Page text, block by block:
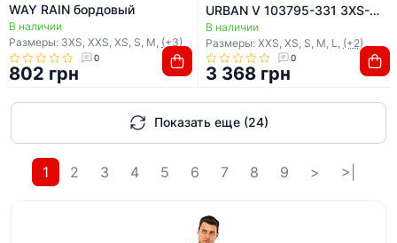
WAY RAIN бордовый
В наличии
Размеры: 3XS, XXS, XS, S, M, (+3)
0
802 грн
URBAN V 103795-331 3XS-
XXL (Темно-синий)
В наличии
Размеры: XXS, XS, S, M, L, (+2)
0
3 368 грн
Показать еще (24)
1 2 3 4 5 6 7 8 9 > >|